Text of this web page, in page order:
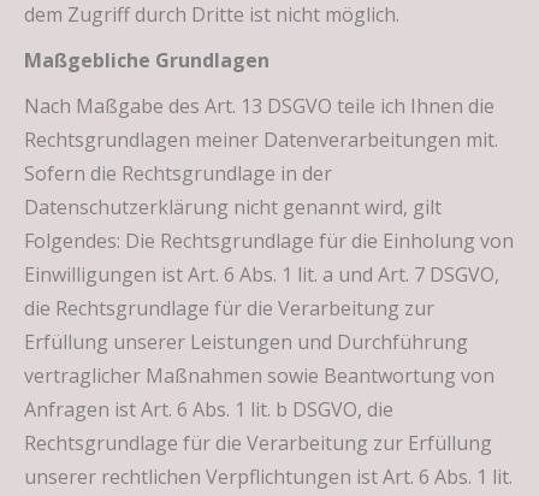
dem Zugriff durch Dritte ist nicht möglich.
Maßgebliche Grundlagen
Nach Maßgabe des Art. 13 DSGVO teile ich Ihnen die
Rechtsgrundlagen meiner Datenverarbeitungen mit.
Sofern die Rechtsgrundlage in der
Datenschutzerklärung nicht genannt wird, gilt
Folgendes: Die Rechtsgrundlage für die Einholung von
Einwilligungen ist Art. 6 Abs. 1 lit. a und Art. 7 DSGVO,
die Rechtsgrundlage für die Verarbeitung zur
Erfüllung unserer Leistungen und Durchführung
vertraglicher Maßnahmen sowie Beantwortung von
Anfragen ist Art. 6 Abs. 1 lit. b DSGVO, die
Rechtsgrundlage für die Verarbeitung zur Erfüllung
unserer rechtlichen Verpflichtungen ist Art. 6 Abs. 1 lit.